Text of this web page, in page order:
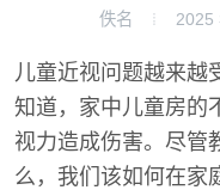
佚名 2025
儿童近视问题越来越
知道，家中儿童房的
视力造成伤害。尽管
么，我们该如何在家